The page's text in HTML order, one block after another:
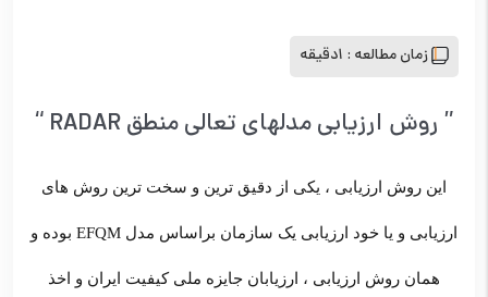
زمان مطالعه : 1دقیقه
” روش ارزيابي مدلهای تعالي منطق RADAR “
این روش ارزیابی ، یکی از دقیق ترین و سخت ترین روش های
ارزیابی و یا خود ارزیابی یک سازمان براساس مدل EFQM بوده و
همان روش ارزیابی ، ارزیابان جایزه ملی کیفیت ایران و اخذ